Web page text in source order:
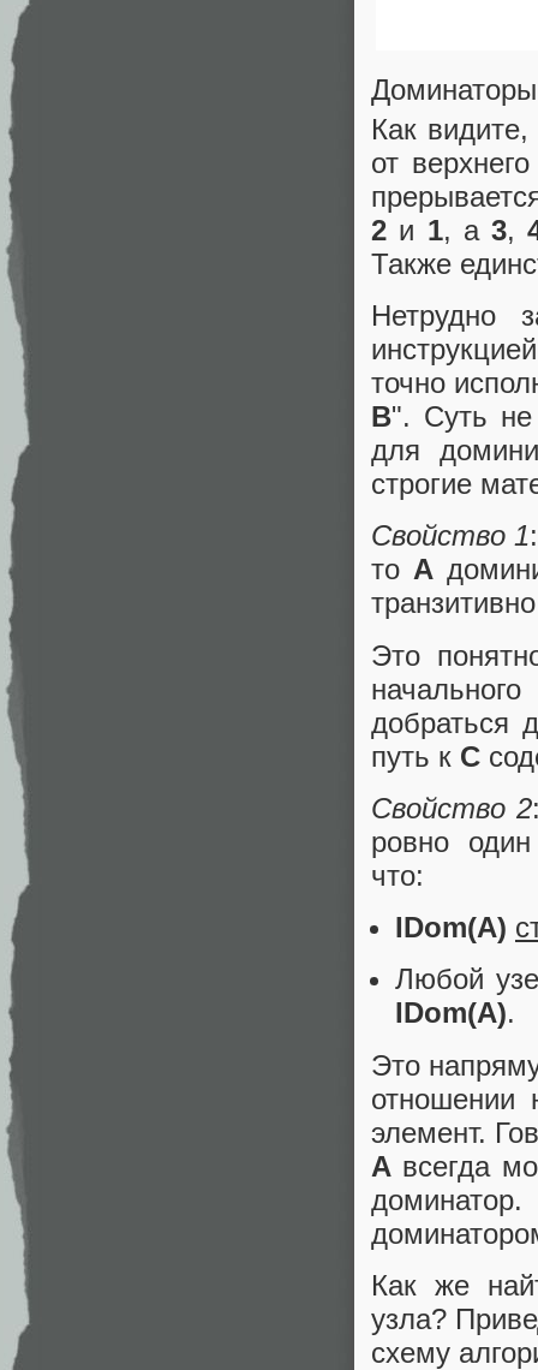
Как
от
2 и 1, а3,
Также
Нетрудно
точно
B". Суть
для
строгие
Свойство 1
то A
Это
добраться
путь к С
Свойство 2
ровно
что:
IDom(A)
Любой
IDom(A).
Это
отношении
элемент.
A всегда
Как же
узла?
схему